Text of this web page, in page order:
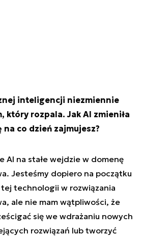
inteligencji niezmiennie
który rozpala. Jak AI zmieniła
co dzień zajmujesz?
AI na stałe wejdzie w domenę
Jesteśmy dopiero na początku
technologii w rozwiązania
ale nie mam wątpliwości, że
się we wdrażaniu nowych
rozwiązań lub tworzyć